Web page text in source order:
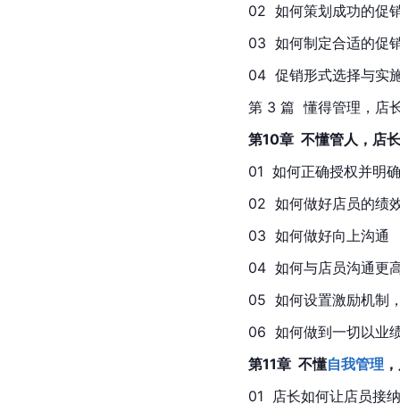
02  如何策划成功的促
03  如何制定合适的促
04  促销形式选择与实
第 3 篇  懂得管理，店
第10章  不懂管人，店
01  如何正确授权并明
02  如何做好店员的绩
03  如何做好向上沟通
04  如何与店员沟通更高
05  如何设置激励机制
06  如何做到一切以业
第11章  不懂自我管理
01  店长如何让店员接